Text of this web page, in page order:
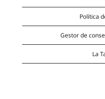
Política
Gestor de
La